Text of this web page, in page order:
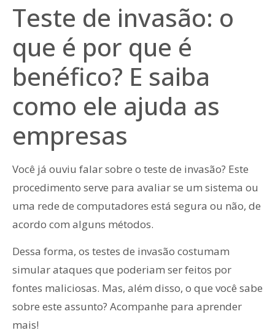
Teste de invasão: o
que é por que é
benéfico? E saiba
como ele ajuda as
empresas
Você já ouviu falar sobre o teste de invasão? Este
procedimento serve para avaliar se um sistema ou
uma rede de computadores está segura ou não, de
acordo com alguns métodos.
Dessa forma, os testes de invasão costumam
simular ataques que poderiam ser feitos por
fontes maliciosas. Mas, além disso, o que você sabe
sobre este assunto? Acompanhe para aprender
mais!